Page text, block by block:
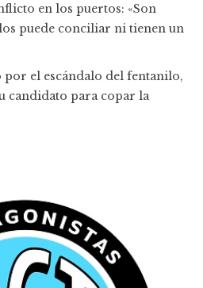
en los puertos: «Son
puede conciliar ni tienen un
por el escándalo del fentanilo,
candidato para copar la